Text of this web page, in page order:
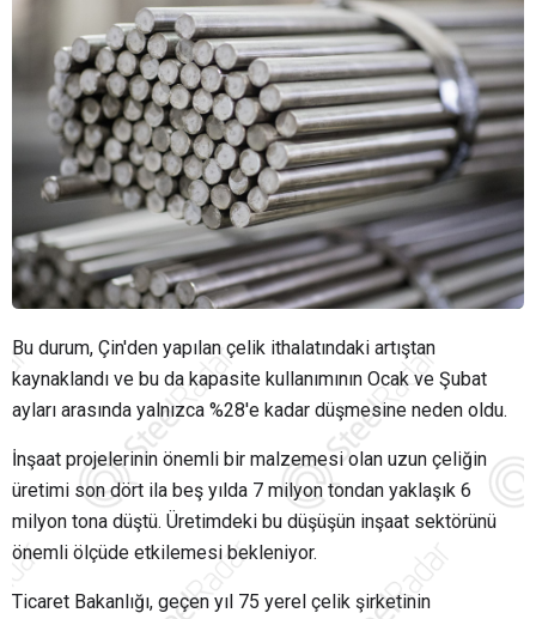
Bu durum, Çin'den yapılan çelik ithalatındaki artıştan
kaynaklandı ve bu da kapasite kullanımının Ocak ve Şubat
ayları arasında yalnızca %28'e kadar düşmesine neden oldu.
İnşaat projelerinin önemli bir malzemesi olan uzun çeliğin
üretimi son dört ila beş yılda 7 milyon tondan yaklaşık 6
milyon tona düştü. Üretimdeki bu düşüşün inşaat sektörünü
önemli ölçüde etkilemesi bekleniyor.
Ticaret Bakanlığı, geçen yıl 75 yerel çelik şirketinin